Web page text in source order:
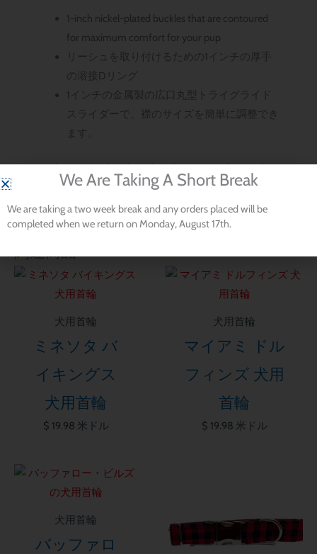
1-inch nickel-plated buckles that are contoured
for maximum comfort for your pup
リーシュを取り付けるための1インチの厚手
の溶接Dリング
1インチの金属製の広口丸型トライグライド
スライダーで、襟のサイズを簡単に調整でき
ます。
Disclaimer: Our hand-made collars are not licensed
products from メジャーリーグ 当社は提携関係にな
く、スポンサーも受けていません。 メジャーリーグ
犬用首輪
ミネソタ バ
イキングス
犬用首輪
$ 19.98 米ドル
犬用首輪
マイアミ ドル
フィンズ 犬用
首輪
$ 19.98 米ドル
犬用首輪
バッファロ
We Are Taking A Short Break
We are taking a two week break and any orders placed will be
completed when we return on Monday, August 17th.